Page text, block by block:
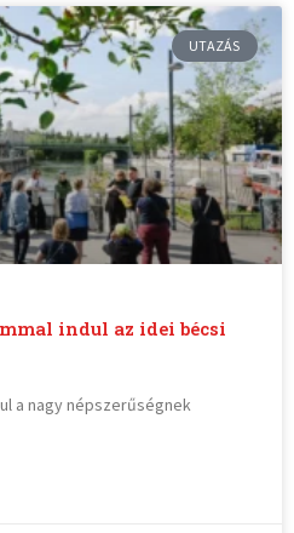
UTAZÁS
indul az idei bécsi
a nagy népszerűségnek